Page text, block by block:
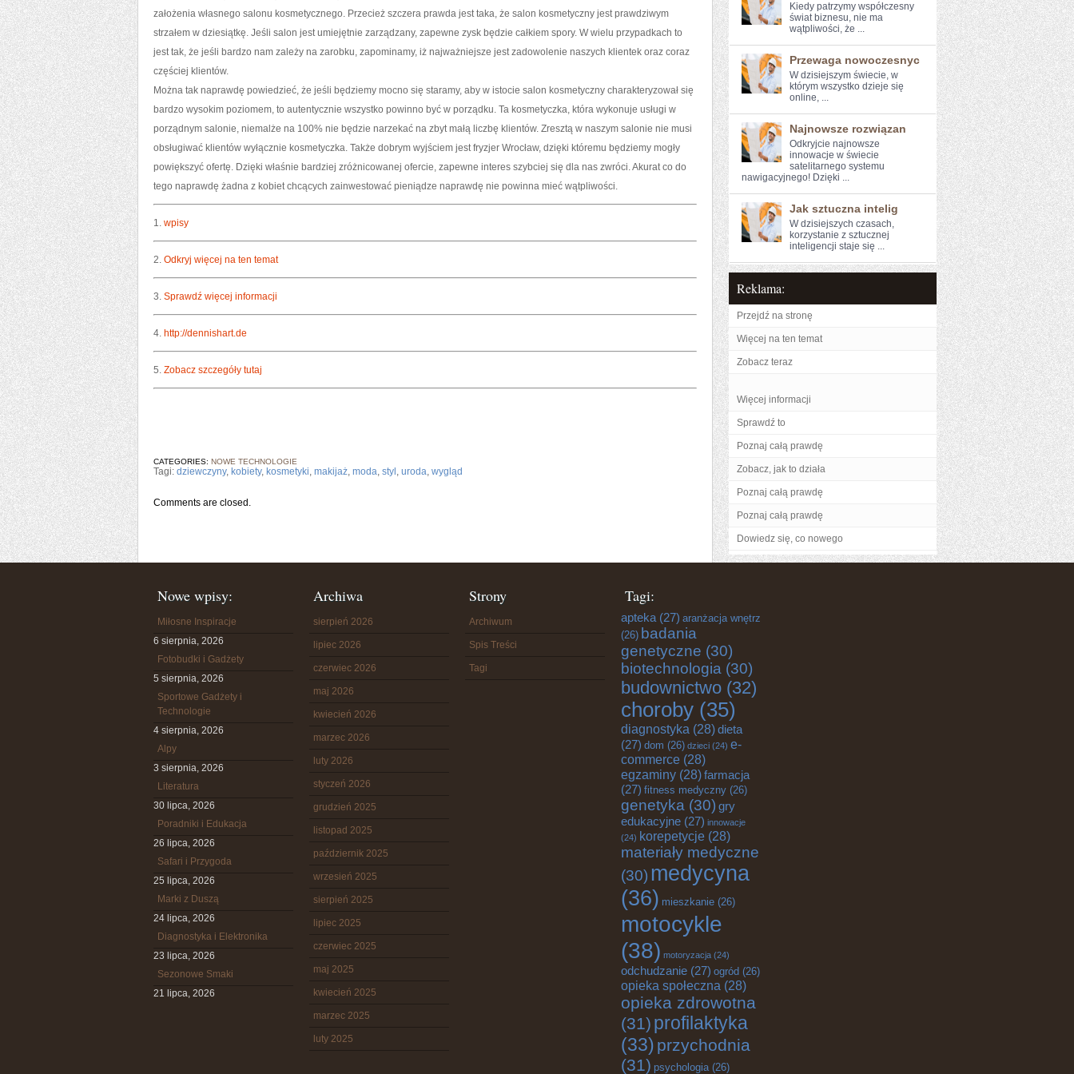
założenia własnego salonu kosmetycznego. Przecież szczera prawda jest taka, że salon kosmetyczny jest prawdziwym
strzałem w dziesiątkę. Jeśli salon jest umiejętnie zarządzany, zapewne zysk będzie całkiem spory. W wielu przypadkach to
jest tak, że jeśli bardzo nam zależy na zarobku, zapominamy, iż najważniejsze jest zadowolenie naszych klientek oraz coraz
częściej klientów.
Można tak naprawdę powiedzieć, że jeśli będziemy mocno się staramy, aby w istocie salon kosmetyczny charakteryzował się
bardzo wysokim poziomem, to autentycznie wszystko powinno być w porządku. Ta kosmetyczka, która wykonuje usługi w
porządnym salonie, niemalże na 100% nie będzie narzekać na zbyt małą liczbę klientów. Zresztą w naszym salonie nie musi
obsługiwać klientów wyłącznie kosmetyczka. Także dobrym wyjściem jest fryzjer Wrocław, dzięki któremu będziemy mogły
powiększyć ofertę. Dzięki właśnie bardziej zróżnicowanej ofercie, zapewne interes szybciej się dla nas zwróci. Akurat co do
tego naprawdę żadna z kobiet chcących zainwestować pieniądze naprawdę nie powinna mieć wątpliwości.
1. wpisy
2. Odkryj więcej na ten temat
3. Sprawdź więcej informacji
4. http://dennishart.de
5. Zobacz szczegóły tutaj
CATEGORIES: NOWE TECHNOLOGIE
Tagi: dziewczyny, kobiety, kosmetyki, makijaż, moda, styl , uroda, wygląd
Comments are closed.
Kiedy ⁢patrzymy współczesny
świat biznesu,⁢ nie ma
wątpliwości, że ...
Przewaga nowoczesnyc
W dzisiejszym​ świecie, w
którym wszystko dzieje się‍
online, ...
Najnowsze rozwiązan
Odkryjcie najnowsze
innowacje w świecie
satelitarnego systemu
nawigacyjnego! Dzięki ...
Jak sztuczna intelig
W dzisiejszych czasach,
korzystanie z‍ sztucznej
inteligencji‌ staje się ...
Reklama:
Przejdź na stronę
Więcej na ten temat
Zobacz teraz
Więcej informacji
Sprawdź to
Poznaj całą prawdę
Zobacz, jak to działa
Poznaj całą prawdę
Poznaj całą prawdę
Dowiedz się, co nowego
Nowe wpisy:
Miłosne Inspiracje
6 sierpnia, 2026
Fotobudki i Gadżety
5 sierpnia, 2026
Sportowe Gadżety i
Technologie
4 sierpnia, 2026
Alpy
3 sierpnia, 2026
Literatura
30 lipca, 2026
Poradniki i Edukacja
26 lipca, 2026
Safari i Przygoda
25 lipca, 2026
Marki z Duszą
24 lipca, 2026
Diagnostyka i Elektronika
23 lipca, 2026
Sezonowe Smaki
21 lipca, 2026
Archiwa
sierpień 2026
lipiec 2026
czerwiec 2026
maj 2026
kwiecień 2026
marzec 2026
luty 2026
styczeń 2026
grudzień 2025
listopad 2025
październik 2025
wrzesień 2025
sierpień 2025
lipiec 2025
czerwiec 2025
maj 2025
kwiecień 2025
marzec 2025
luty 2025
Strony
Archiwum
Spis Treści
Tagi
Tagi:
apteka (27) aranżacja wnętrz
(26) badania
genetyczne (30)
biotechnologia (30)
budownictwo (32)
choroby (35)
diagnostyka (28)dieta
(27) dom (26) dzieci (24) e-
commerce (28)
egzaminy (28)farmacja
(27) fitness medyczny (26)
genetyka (30) gry
edukacyjne (27) innowacje
(24) korepetycje (28)
materiały medyczne
(30) medycyna
(36) mieszkanie (26)
motocykle
(38) motoryzacja (24)
odchudzanie (27) ogród (26)
opieka społeczna (28)
opieka zdrowotna
(31) profilaktyka
(33) przychodnia
(31) psychologia(26)